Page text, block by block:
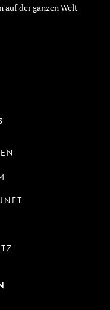
auf der ganzen Welt